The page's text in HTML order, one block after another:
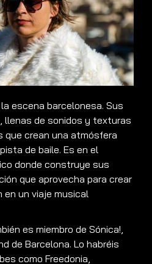
escena barcelonesa. Sus
llenas de sonidos y texturas
crean una atmósfera
de baile. Es en el
donde construye sus
que aprovecha para crear
un viaje musical
es miembro de Sónica!,
de Barcelona. Lo habréis
como Freedonia,